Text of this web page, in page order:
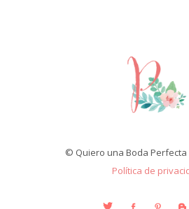
© Quiero una Boda Perfecta
Política de